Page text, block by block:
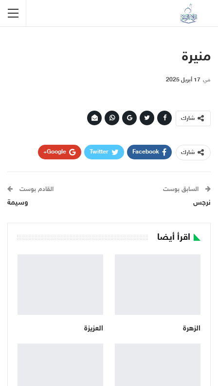
منيرة
في 17 أبريل 2025
شارك
شارك Facebook
Twitter
Google+
السابق بوست
نرجس
القادم بوست
وسيمة
اقرأ أيضا
الزهرة العزيزة